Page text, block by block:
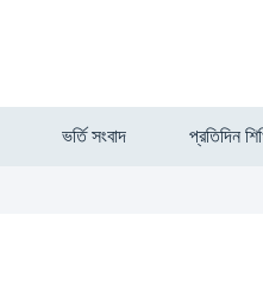
ভর্তি সংবাদ প্রতিদিন